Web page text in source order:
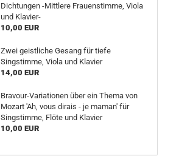
Dichtungen -Mittlere Frauenstimme, Viola
und Klavier-
10,00 EUR
Zwei geistliche Gesang für tiefe
Singstimme, Viola und Klavier
14,00 EUR
Bravour-Variationen über ein Thema von
Mozart 'Ah, vous dirais - je maman' für
Singstimme, Flöte und Klavier
10,00 EUR